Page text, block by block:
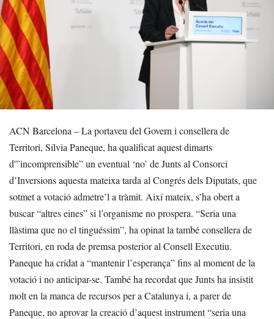
ACN Barcelona – La portaveu del Govern i consellera de
Territori, Sílvia Paneque, ha qualificat aquest dimarts
d'”incomprensible” un eventual ‘no’ de Junts al Consorci
d’Inversions aquesta mateixa tarda al Congrés dels Diputats, que
sotmet a votació admetre’l a tràmit. Així mateix, s’ha obert a
buscar “altres eines” si l’organisme no prospera. “Seria una
llàstima que no el tinguéssim”, ha opinat la també consellera de
Territori, en roda de premsa posterior al Consell Executiu.
Paneque ha cridat a “mantenir l’esperança” fins al moment de la
votació i no anticipar-se. També ha recordat que Junts ha insistit
molt en la manca de recursos per a Catalunya i, a parer de
Paneque, no aprovar la creació d’aquest instrument “seria una